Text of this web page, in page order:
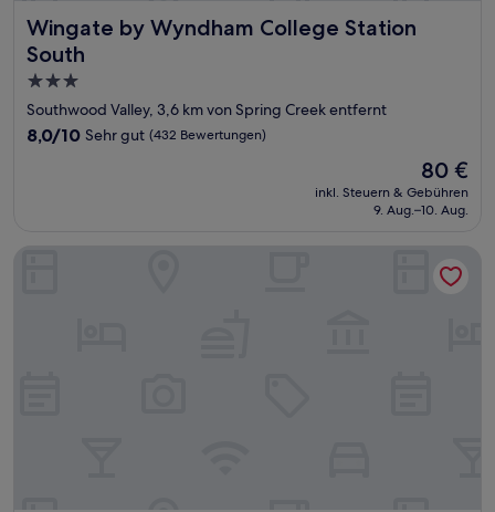
Wingate by Wyndham College Station
South
Wingate by Wyndham College Station South
3.0-
Sterne-
Unterkunft
Southwood Valley, 3,6 km von Spring Creek entfernt
8.0
Bewertungen)
8,0/10 Sehr gut (432 Bewertungen)
Der
Preis
beträgt
80 €
inkl. Steuern & Gebühren
9. Aug.–10. Aug.